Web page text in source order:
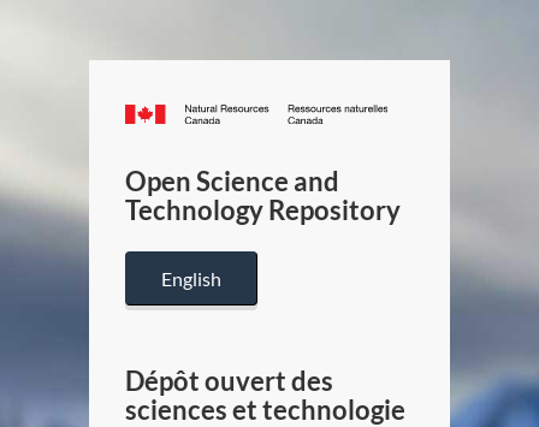
Canada.ca
/
Canada
Open Science and
Technology Repository
English
Dépôt ouvert des
sciences et technologie